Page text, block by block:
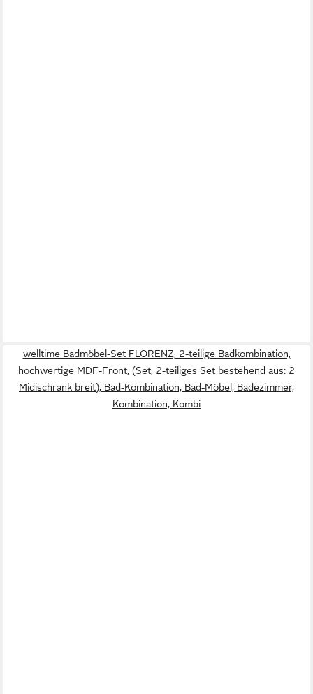
welltime Badmöbel-Set FLORENZ, 2-teilige Badkombination,
hochwertige MDF-Front, (Set, 2-teiliges Set bestehend aus: 2
Midischrank breit), Bad-Kombination, Bad-Möbel, Badezimmer,
Kombination, Kombi